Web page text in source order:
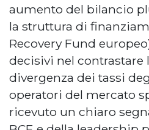
aumento del bilancio
la struttura di
Recovery Fund
decisivi nel contrastare
divergenza dei tassi
operatori del mercato
ricevuto un chiaro